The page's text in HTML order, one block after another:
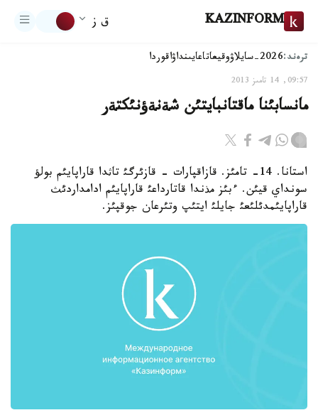
KAZINFORM ق ز
ترەند:2026-سايلاۋ وقيعاتاعايىنداۋاقوردا
09:57, 14 تامىز 2013
مانسابئنا ماقتانبايتئن شةنةؤنئكتةر
استانا. 14- تامئز. قازاقپارات - قازئرگئ تاثدا قاراپايئم بولؤ
سونداي قيئن. ءبئز مذندا قاتارداعئ قاراپايئم ادامداردئث
قاراپايئمدئلئعئ جايلئ ايتئپ وتئرعان جوقپئز.